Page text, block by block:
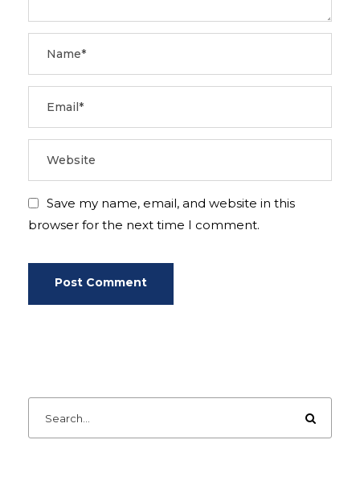
Save my name, email, and website in this
browser for the next time I comment.